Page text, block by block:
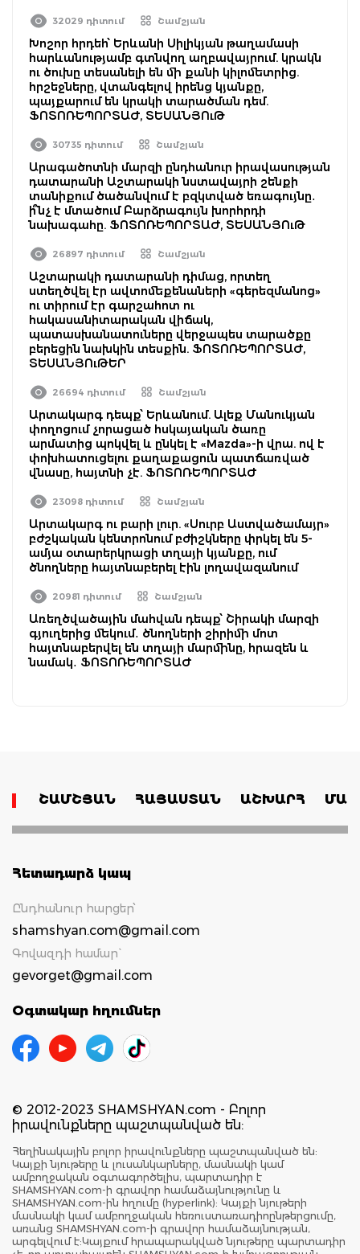
32029 դիտում Շամշյան
Խոշոր հրդեհ՝ Երևանի Սիլիկյան թաղամասի
հարևանությամբ գտնվող աղբավայրում. կրակն
ու ծուխը տեսանելի են մի քանի կիլոմետրից.
հրշեջները, վտանգելով իրենց կյանքը,
պայքարում են կրակի տարածման դեմ.
ՖՈՏՈՌԵՊՈՐՏԱԺ, ՏԵՍԱՆՅՈւԹ
30735 դիտում Շամշյան
Արագածոտնի մարզի ընդհանուր իրավասության
դատարանի Աշտարակի նստավայրի շենքի
տանիքում ծածանվում է բզկտված եռագույնը․
ի՞նչ է մտածում Բարձրագույն խորհրդի
նախագահը. ՖՈՏՈՌԵՊՈՐՏԱԺ, ՏԵՍԱՆՅՈւԹ
26897 դիտում Շամշյան
Աշտարակի դատարանի դիմաց, որտեղ
ստեղծվել էր ավտոմեքենաների «գերեզմանոց»
ու տիրում էր գարշահոտ ու
հակասանիտարական վիճակ,
պատասխանատուները վերջապես տարածքը
բերեցին նախկին տեսքին. ՖՈՏՈՌԵՊՈՐՏԱԺ,
ՏԵՍԱՆՅՈւԹԵՐ
26694 դիտում Շամշյան
Արտակարգ դեպք՝ Երևանում. Ալեք Մանուկյան
փողոցում չորացած հսկայական ծառը
արմատից պոկվել և ընկել է «Mazda»-ի վրա. ով է
փոխհատուցելու քաղաքացուն պատճառված
վնասը, հայտնի չէ. ՖՈՏՈՌԵՊՈՐՏԱԺ
23098 դիտում Շամշյան
Արտակարգ ու բարի լուր. «Սուրբ Աստվածամայր»
բժշկական կենտրոնում բժիշկները փրկել են 5-
ամյա օտարերկրացի տղայի կյանքը, ում
ծնողները հայտնաբերել էին լողավազանում
20981 դիտում Շամշյան
Առեղծվածային մահվան դեպք՝ Շիրակի մարզի
գյուղերից մեկում․ ծնողների շիրիմի մոտ
հայտնաբերվել են տղայի մարմինը, հրազեն և
նամակ․ ՖՈՏՈՌԵՊՈՐՏԱԺ
ՇԱՄՇՅԱՆ ՀԱՅԱՍՏԱՆ ԱՇԽԱՐՀ
Հետադարձ կապ
Ընդհանուր հարցեր՝
shamshyan.com@gmail.com
Գովազդի համար`
gevorget@gmail.com
Օգտակար հղումներ
© 2012-2023 SHAMSHYAN.com - Բոլոր
իրավունքները պաշտպանված են:
Հեղինակային բոլոր իրավունքները պաշտպանված են:
Կայքի նյութերը և լուսանկարները, մասնակի կամ
ամբողջական օգտագործելիս, պարտադիր է
SHAMSHYAN.com-ի գրավոր համաձայնությունը և
SHAMSHYAN.com-ին հղումը (hyperlink): Կայքի նյութերի
մասնակի կամ ամբողջական հեռուստառադիոընթերցումը,
առանց SHAMSHYAN.com-ի գրավոր համաձայնության,
արգելվում է:Կայքում հրապարակված նյութերը պարտադիր